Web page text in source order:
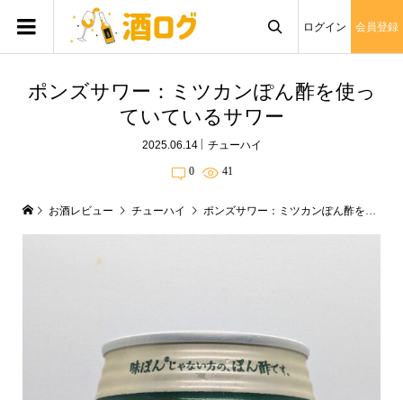
ログイン 会員登録
ポンズサワー：ミツカンぽん酢を使っ
ていているサワー
2025.06.14 チューハイ
0 41
お酒レビュー チューハイ ポンズサワー：ミツカンぽん酢を使っていているサワー